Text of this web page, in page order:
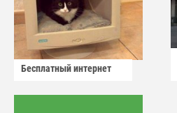
Бесплатный интернет